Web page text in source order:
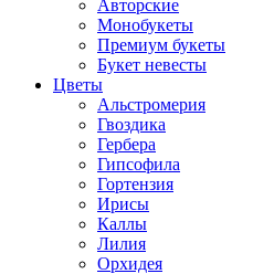
Авторские
Монобукеты
Премиум букеты
Букет невесты
Цветы
Альстромерия
Гвоздика
Гербера
Гипсофила
Гортензия
Ирисы
Каллы
Лилия
Орхидея